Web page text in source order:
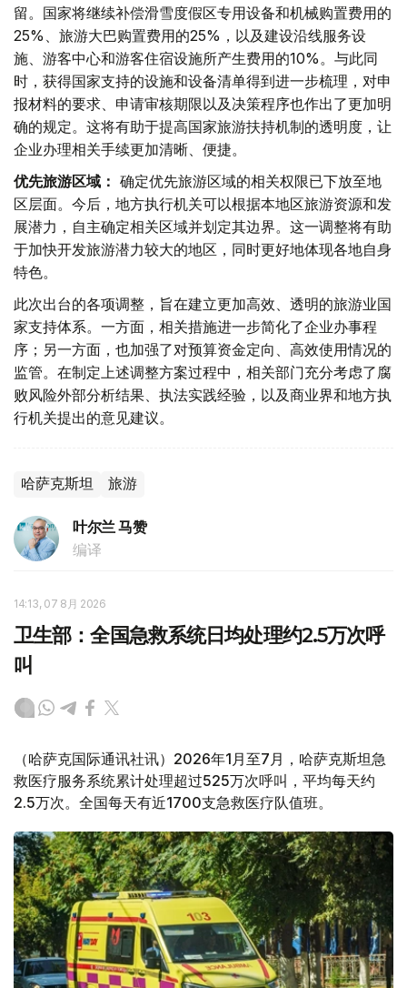
留。国家将继续补偿滑雪度假区专用设备和机械购置费用的
25%、旅游大巴购置费用的25%，以及建设沿线服务设
施、游客中心和游客住宿设施所产生费用的10%。与此同
时，获得国家支持的设施和设备清单得到进一步梳理，对申
报材料的要求、申请审核期限以及决策程序也作出了更加明
确的规定。这将有助于提高国家旅游扶持机制的透明度，让
企业办理相关手续更加清晰、便捷。
优先旅游区域： 确定优先旅游区域的相关权限已下放至地
区层面。今后，地方执行机关可以根据本地区旅游资源和发
展潜力，自主确定相关区域并划定其边界。这一调整将有助
于加快开发旅游潜力较大的地区，同时更好地体现各地自身
特色。
此次出台的各项调整，旨在建立更加高效、透明的旅游业国
家支持体系。一方面，相关措施进一步简化了企业办事程
序；另一方面，也加强了对预算资金定向、高效使用情况的
监管。在制定上述调整方案过程中，相关部门充分考虑了腐
败风险外部分析结果、执法实践经验，以及商业界和地方执
行机关提出的意见建议。
哈萨克斯坦 旅游
叶尔兰 马赞
编译
14:13, 07 8月 2026
卫生部：全国急救系统日均处理约2.5万次呼
叫
（哈萨克国际通讯社讯）2026年1月至7月，哈萨克斯坦急
救医疗服务系统累计处理超过525万次呼叫，平均每天约
2.5万次。全国每天有近1700支急救医疗队值班。